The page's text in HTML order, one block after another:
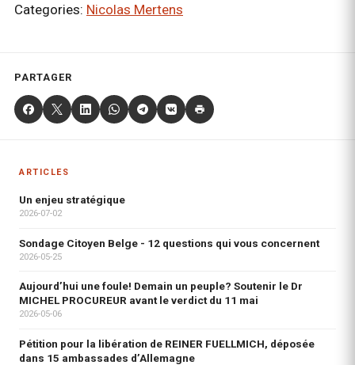
Categories: Nicolas Mertens
PARTAGER
ARTICLES
Un enjeu stratégique
2026-07-02
Sondage Citoyen Belge - 12 questions qui vous concernent
2026-05-25
Aujourd’hui une foule! Demain un peuple? Soutenir le Dr
MICHEL PROCUREUR avant le verdict du 11 mai
2026-05-06
Pétition pour la libération de REINER FUELLMICH, déposée
dans 15 ambassades d’Allemagne